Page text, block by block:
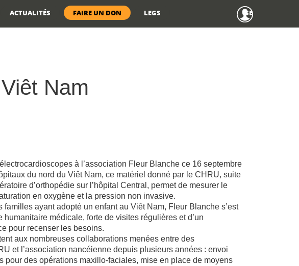
ACTUALITÉS FAIRE UN DON LEGS
Menu
anonyme
SE CONNECTER
Nam
à l’association Fleur Blanche ce 16 septembre
du nord du Viêt Nam, ce matériel donné par le CHRU, suite
d’orthopédie sur l’hôpital Central, permet de mesurer le
en oxygène et la pression non invasive.
familles ayant adopté un enfant au Viêt Nam, Fleur Blanche s’est
humanitaire médicale, forte de visites régulières et d’un
pour recenser les besoins.
aux nombreuses collaborations menées entre des
et l’association nancéienne depuis plusieurs années : envoi
pour des opérations maxillo-faciales, mise en place de moyens